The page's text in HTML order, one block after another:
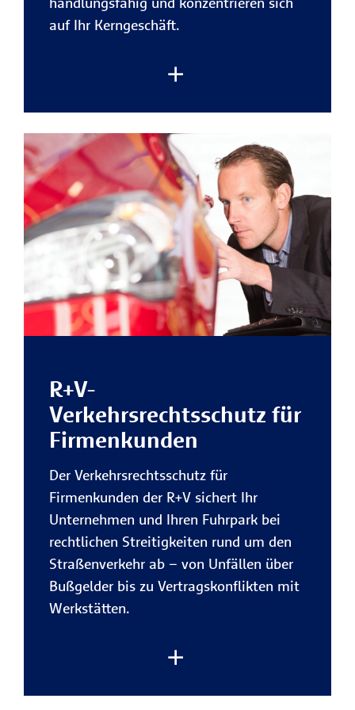
auf Ihr Kerngeschäft.
Rechtsstreitigkeiten gehören heute zum
Unternehmensalltag – ob mit
Geschäftspartnern, im Arbeitsrecht oder
gegenüber Behörden.
Schnelles Handeln
und
rechtliche Unterstützungsind dann
entscheidend. Mit der R+V-
Rechtsschutzversicherung gestalten Sie
Ihren Versicherungsschutz flexibel und
sichern Ihr Unternehmen sowie Ihre
Vorteile der R+V-
Rechtsschutzversicherung für
Firmenkunden:
Sicherheit bei rechtlichen
Konflikten im Geschäftsalltag
Mit der R+V erhalten Sie finanzielle
Rückendeckung, wenn es in
Vertragsangelegenheiten,
arbeitsrechtliche Streitigkeiten
Auseinandersetzungen um Ihre
R+V-
Verkehrsrechtsschutz für
Firmenkunden
Der Verkehrsrechtsschutz für
Firmenkunden der R+V sichert Ihr
Unternehmen und Ihren Fuhrpark bei
rechtlichen Streitigkeiten rund um den
Straßenverkehr ab – von Unfällen über
Bußgelder bis zu Vertragskonflikten mit
Werkstätten.